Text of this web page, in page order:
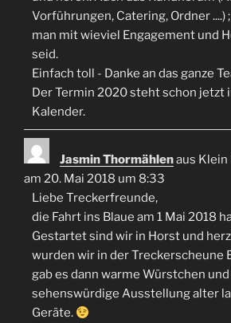
Vorführungen, Catering, Ordner ....)
man mit wieviel Engagement und
seid.
Einfach toll - Danke an das ganze
Der Termin 2020 steht schon jetzt
Kalender.
Jasmin Thormählenaus Klein
am 20. Mai 2018 um 8:33
Liebe Treckerfreunde,
die Fahrt ins Blaue am 1 Mai 2018
Gestartet sind wir in Horst und
wurden wir in der Treckerscheune
gab es dann warme Würstchen
sehenswürdige Ausstellung alter
Geräte.